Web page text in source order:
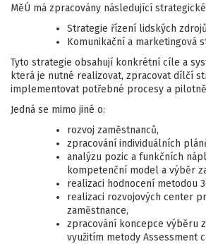
MěÚ má zpracovány následující
Strategie řízení lidských zdrojů
Komunikační a marketingová
Tyto strategie obsahují konkrétní cíle a
která je nutné realizovat, zpracovat dílčí
implementovat potřebné procesy a
Jedná se mimo jiné o:
rozvoj zaměstnanců,
zpracování individuálních
analýzu pozic a funkčních
kompetenční model a výběr
realizaci hodnocení metodou
realizaci rozvojových center
zaměstnance,
zpracování koncepce výběru
využitím metody Assessment